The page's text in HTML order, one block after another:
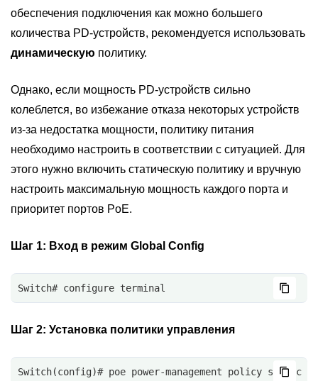
обеспечения подключения как можно большего
количества PD-устройств, рекомендуется использовать
динамическую политику.
Однако, если мощность PD-устройств сильно
колеблется, во избежание отказа некоторых устройств
из-за недостатка мощности, политику питания
необходимо настроить в соответствии с ситуацией. Для
этого нужно включить статическую политику и вручную
настроить максимальную мощность каждого порта и
приоритет портов PoE.
Шаг 1: Вход в режим Global Config
Switch# configure terminal
Шаг 2: Установка политики управления
Switch(config)# poe power-management policy static